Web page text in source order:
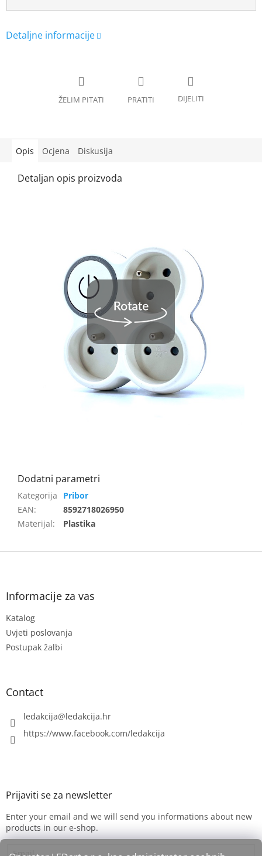
Opis Ocjena Diskusija
Pribor
EAN:
8592718026950
Materijal: Plastika
F
Informacije za vas
Katalog
Uvjeti poslovanja
Postupak žalbi
Contact
ledakcija@ledakcija.hr
https://www.facebook.com/ledakcija
Enter your email and we will send you informations about new
products in our e-shop.
Email